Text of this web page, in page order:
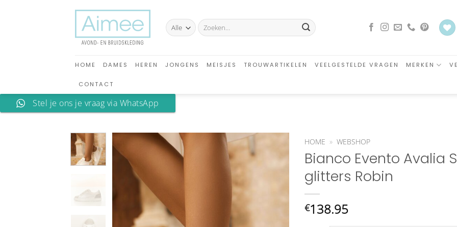
Zoeken
naar:
HOME DAMES HEREN JONGENS MEISJES TROUWARTIKELEN VEELGESTELDE VRAGEN MERKEN
CONTACT
Stel je ons je vraag via WhatsApp
Aan
HOME » WEBSHOP
Bianco Evento Avalia
glitters Robin
€138.95